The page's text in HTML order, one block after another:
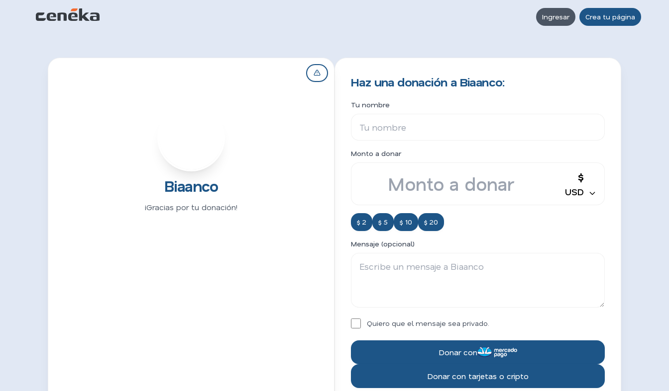
Ingresar Crea tu página
Biaanco
¡Gracias por tu donación!
Haz una donación a Biaanco:
Tu nombre
Monto a donar
$
USD
$ 2 $ 5 $ 10 $ 20
Mensaje (opcional)
Quiero que el mensaje sea privado.
Donar con
Donar con tarjetas o cripto